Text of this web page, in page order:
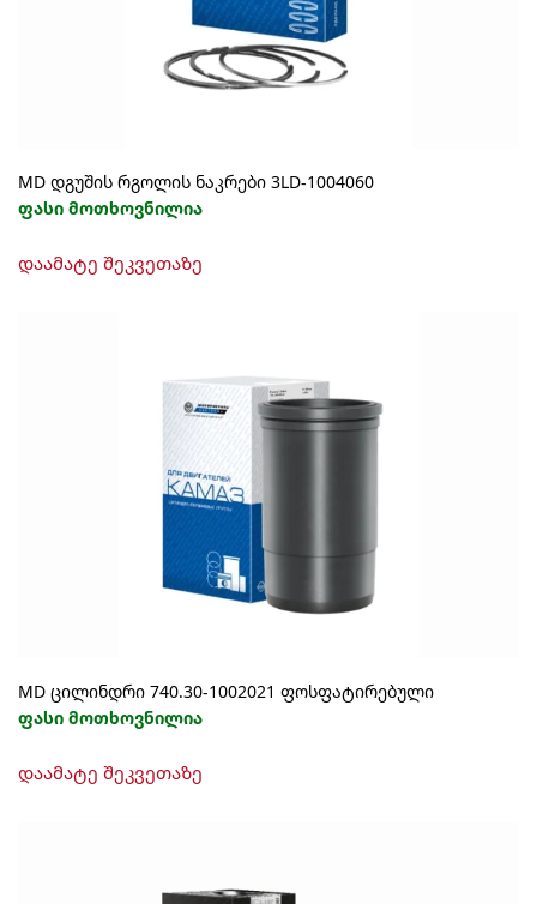
MD დგუშის რგოლის ნაკრები 3LD-1004060
ფასი მოთხოვნილია
დაამატე შეკვეთაზე
MD ცილინდრი 740.30-1002021 ფოსფატირებული
ფასი მოთხოვნილია
დაამატე შეკვეთაზე